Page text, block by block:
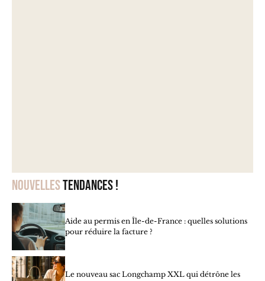
Nouvellestendances !
Aide au permis en Île-de-France : quelles solutions
pour réduire la facture ?
Le nouveau sac Longchamp XXL qui détrône les